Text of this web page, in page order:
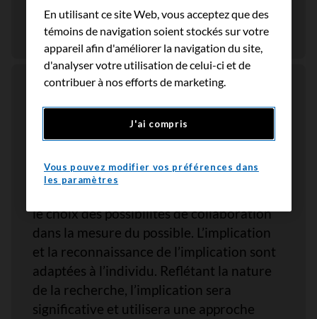
responsabilités de tous les membres de
l’équipe sont définis.
progressive
adéquation avec les projets; les
le choix des possibilités de collaboration
dans la mesure du possible. L’implication
et la reconnaissance de l’implication sont
adaptées à l’individu. Reflétant la nature
de la recherche, l’implication sera
significative et utilisera une approche
En utilisant ce site Web, vous acceptez que des
témoins de navigation soient stockés sur votre
appareil afin d'améliorer la navigation du site,
d'analyser votre utilisation de celui-ci et de
contribuer à nos efforts de marketing.
J'ai compris
Vous pouvez modifier vos préférences dans
les paramètres